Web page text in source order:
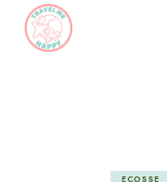
content
ECOSSE